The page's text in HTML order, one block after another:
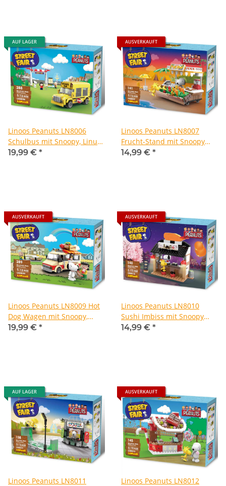
AUF LAGER
Linoos Peanuts LN8006
Schulbus mit Snoopy, Linus
und Lucy
19,99 € *
AUSVERKAUFT
Linoos Peanuts LN8007
Frucht-Stand mit Snoopy
und Woodstock
14,99 € *
AUSVERKAUFT
Linoos Peanuts LN8009 Hot
Dog Wagen mit Snoopy,
Linus und Lucy
19,99 € *
AUSVERKAUFT
Linoos Peanuts LN8010
Sushi Imbiss mit Snoopy
und Woodstock
14,99 € *
AUF LAGER
Linoos Peanuts LN8011
AUSVERKAUFT
Linoos Peanuts LN8012